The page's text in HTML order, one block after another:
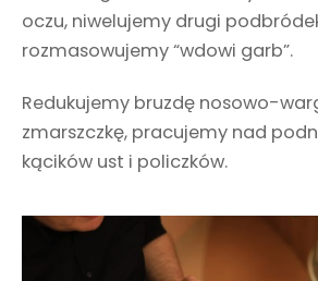
oczu, niwelujemy drugi
rozmasowujemy “wdowi garb”.
Redukujemy bruzdę nosowo-
zmarszczkę, pracujemy nad
kącików ust i policzków.